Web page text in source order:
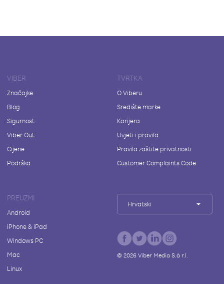
VIBER
Značajke
Blog
Sigurnost
Viber Out
Cijene
Podrška
TVRTKA
O Viberu
Središte marke
Karijera
Uvjeti i pravila
Pravila zaštite privatnosti
Customer Complaints Code
PREUZMI
Android
iPhone & iPad
Windows PC
Mac
Linux
Hrvatski
© 2026Viber Media S.à r.l.